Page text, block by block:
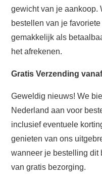
gewicht van je aankoop.
bestellen van je
gemakkelijk als
het afrekenen.
Gratis Verzending
Geweldig nieuws! We
Nederland aan voor
inclusief eventuele
genieten van ons
wanneer je bestelling dit
van gratis bezorging.